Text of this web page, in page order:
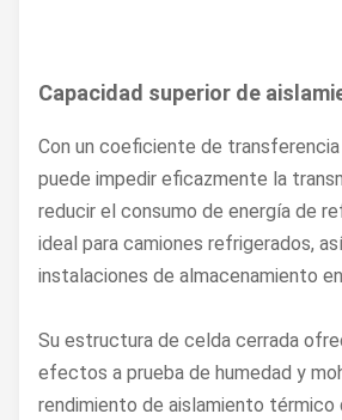
Capacidad superior de
Con un coeficiente de
puede impedir eficazmente la
reducir el consumo de energía de
ideal para camiones refrigerados,
instalaciones de almacenamiento
Su estructura de celda cerrada
efectos a prueba de humedad y
rendimiento de aislamiento térmico